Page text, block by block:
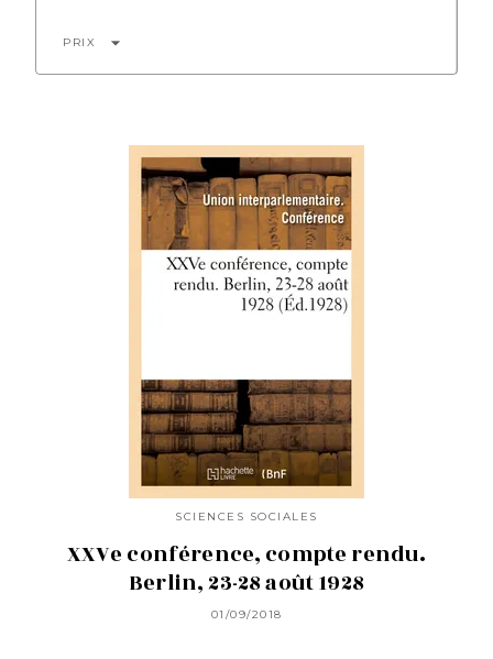
PRIX arrow_drop_down
SCIENCES SOCIALES
XXVe conférence, compte rendu.
Berlin, 23-28 août 1928
01/09/2018